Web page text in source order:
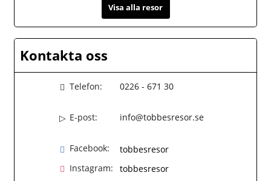
Visa alla resor
Kontakta oss
Telefon: 0226 - 671 30
E-post: info@tobbesresor.se
Facebook:
tobbesresor
Instagram:
tobbesresor